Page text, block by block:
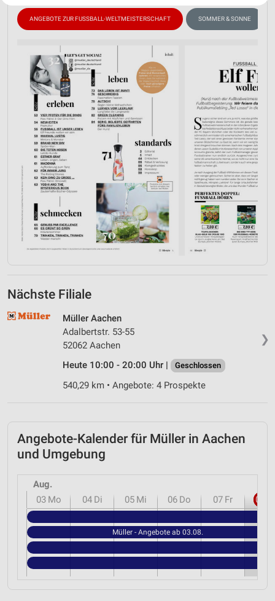
ANGEBOTE ZUR FUSSBALL-WELTMEISTERSCHAFT SOMMER & SONNE
Nächste Filiale
❯
Müller Aachen
Adalbertstr. 53-55
52062 Aachen
Heute 10:00 - 20:00 Uhr |
Geschlossen
540,29 km • Angebote: 4 Prospekte
Angebote-Kalender für Müller in Aachen
und Umgebung
Aug.
03 Mo 04 Di 05 Mi 06 Do 07 Fr 08
Müller - Angebote ab 03.08.
Website/App.
Partnerliste anzeigen (1 IAB-Anbieter)
IAB-Verarbeitungszwecke:
Speichern von oder Zugriff auf Informationen
auf einem Endgerät
Verwendung reduzierter Daten zur Auswahl von
Werbeanzeigen
Erstellung von Profilen für personalisierte
Werbung
Verwendung von Profilen zur Auswahl
personalisierter Werbung
Erstellung von Profilen zur Personalisierung
von Inhalten
Verwendung von Profilen zur Auswahl
Messung der Werbeleistung
Messung der Performance von Inhalten
Kombinationen von Daten aus verschiedenen
Entwicklung und Verbesserung der Angebote
IAB-Besonderheiten:
Verwendung genauer Standortdaten
Geräte anhand von aktiv angeforderten
Informationen identifizieren
Nicht-IAB-Verarbeitungszwecke:
Notwendig
Performance